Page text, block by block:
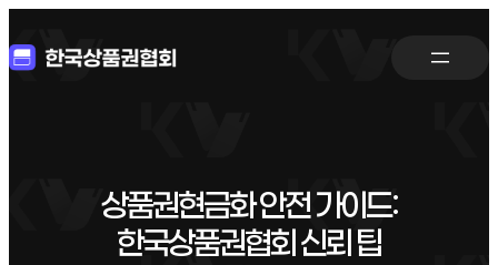
상품권현금화 안전 가이드:
한국상품권협회 신뢰 팁